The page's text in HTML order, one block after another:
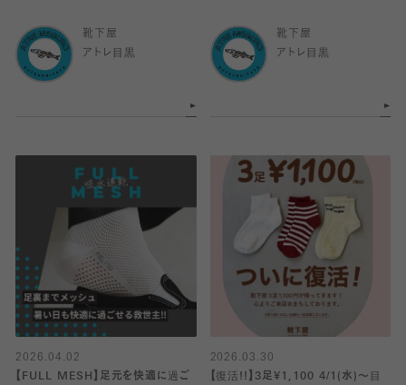
靴下屋
アトレ目黒
靴下屋
アトレ目黒
2026.04.02
【FULL MESH】足元を快適に過ご
2026.03.30
【復活!!】3足¥1,100 4/1(水)〜目